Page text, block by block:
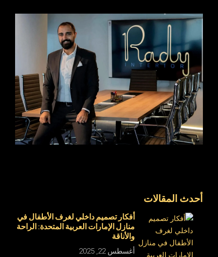
أحدث المقالات
أفكار تصميم داخلي لغرف الأطفال في
منازل الإمارات العربية المتحدة: الراحة
والأناقة
أغسطس 22, 2025